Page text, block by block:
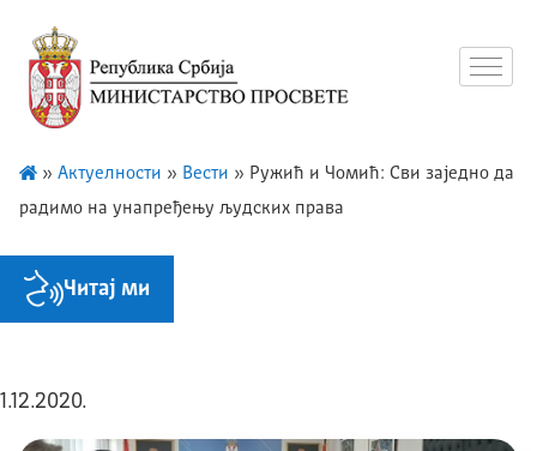
» Актуелности » Вести » Ружић и Чомић: Сви заједно да
радимо на унапређењу људских права
Читај ми
1.12.2020.